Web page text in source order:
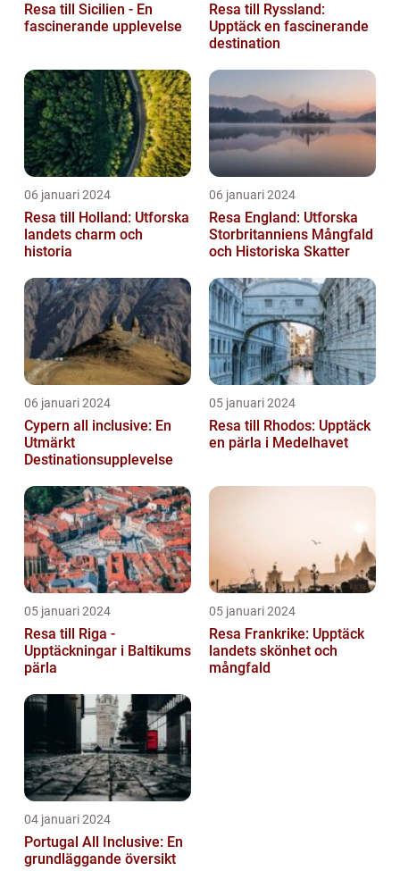
Resa till Sicilien - En
fascinerande upplevelse
Resa till Ryssland:
Upptäck en fascinerande
destination
06 januari 2024
Resa till Holland: Utforska
landets charm och
historia
06 januari 2024
Resa England: Utforska
Storbritanniens Mångfald
och Historiska Skatter
06 januari 2024
Cypern all inclusive: En
Utmärkt
Destinationsupplevelse
05 januari 2024
Resa till Rhodos: Upptäck
en pärla i Medelhavet
05 januari 2024
Resa till Riga -
Upptäckningar i Baltikums
pärla
05 januari 2024
Resa Frankrike: Upptäck
landets skönhet och
mångfald
04 januari 2024
Portugal All Inclusive: En
grundläggande översikt